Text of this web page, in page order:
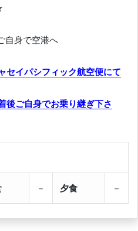
自身で空港へ
セイパシフィック航空便にて
後ご自身でお乗り継ぎ下さ
－ 夕食 －